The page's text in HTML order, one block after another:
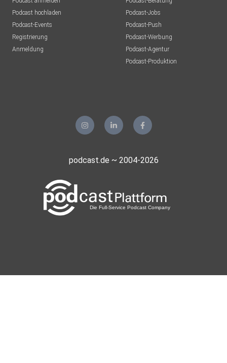
Podcast hochladen
Podcast-Events
Registrierung
Anmeldung
Podcast-Jobs
Podcast-Push
Podcast-Werbung
Podcast-Agentur
Podcast-Produktion
podcast.de ~ 2004-2026